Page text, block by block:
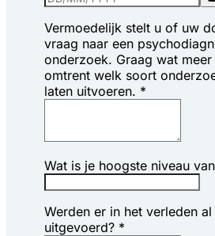
Vermoedelijk stelt u of uw
vraag naar een
onderzoek. Graag wat
omtrent welk soort
laten uitvoeren. *
Wat is je hoogste niveau
Werden er in het verleden
uitgevoerd? *